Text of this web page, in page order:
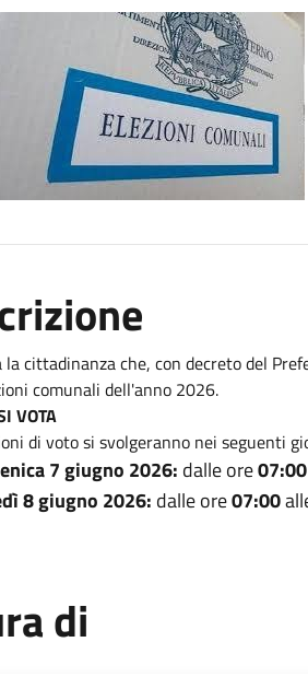
cittadinanza che, con decreto del
comunali dell'anno 2026.
VOTA
di voto si svolgeranno nei seguenti
7 giugno 2026: dalle ore07:00
8 giugno 2026: dalle ore07:00
di